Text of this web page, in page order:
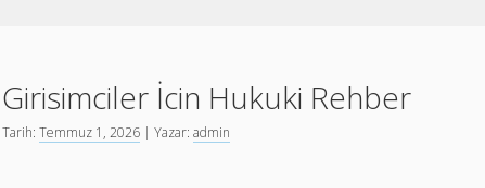
Girisimciler İcin Hukuki Rehber
Tarih:Temmuz 1, 2026 | Yazar:admin